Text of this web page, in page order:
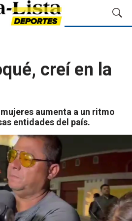
M
o
d
creí en la
aumenta a un ritmo
entidades del país.